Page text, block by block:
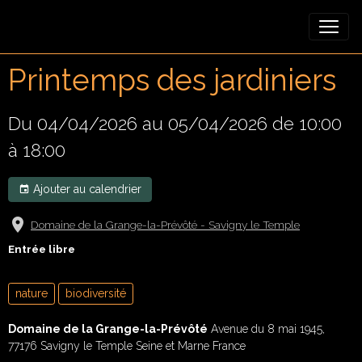
Printemps des jardiniers
Du 04/04/2026 au 05/04/2026 de 10:00
à 18:00
Ajouter au calendrier
Domaine de la Grange-la-Prévôté - Savigny le Temple
Entrée libre
nature biodiversité
Domaine de la Grange-la-Prévôté Avenue du 8 mai 1945,
77176 Savigny le Temple Seine et Marne France